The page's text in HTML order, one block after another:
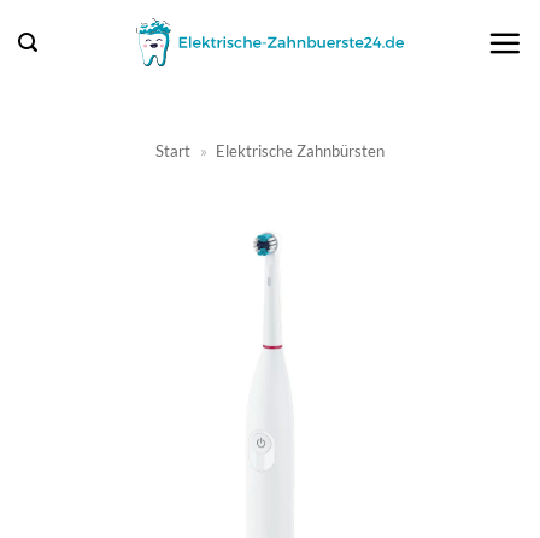
Inhalt
Start » Elektrische Zahnbürsten